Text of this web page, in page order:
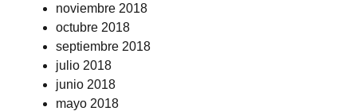
noviembre 2018
octubre 2018
septiembre 2018
julio 2018
junio 2018
mayo 2018